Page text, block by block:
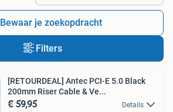
Bewaar je zoekopdracht
Filters
[RETOURDEAL] Antec PCI-E 5.0 Black
200mm Riser Cable & Ve...
€ 59,95 Details